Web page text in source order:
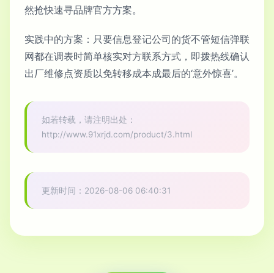
然抢快速寻品牌官方方案。
实践中的方案：只要信息登记公司的货不管短信弹联
网都在调表时简单核实对方联系方式，即拨热线确认
出厂维修点资质以免转移成本成最后的‘意外惊喜’。
如若转载，请注明出处：
http://www.91xrjd.com/product/3.html
更新时间：2026-08-06 06:40:31